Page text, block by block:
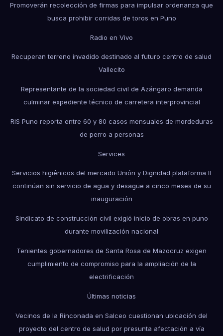
Promoverán recolección de firmas para impulsar ordenanza que
busca prohibir corridas de toros en Puno
Radio en Vivo
Recuperan terreno invadido destinado al futuro centro de salud
Vallecito
Representante de la sociedad civil de Azángaro demanda
culminar expediente técnico de carretera interprovincial
RIS Puno reporta entre 60 y 80 casos mensuales de mordeduras
de perro a personas
Services
Servicios higiénicos del mercado Unión y Dignidad plataforma II
continúan sin servicio de agua y desagüe a cinco meses de su
inauguración
Sindicato de construcción civil exigió inicio de obras en puno
durante movilización nacional
Tenientes gobernadores de Santa Rosa de Mazocruz exigen
cumplimiento de compromiso para la ampliación de la
electrificación
Últimas noticias
Vecinos de la Rinconada en Salceo cuestionan ubicación del
proyecto del centro de salud por presunta afectación a vía